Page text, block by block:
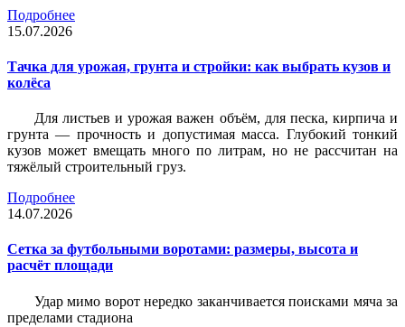
Подробнее
15.07.2026
Тачка для урожая, грунта и стройки: как выбрать кузов и
колёса
Для листьев и урожая важен объём, для песка, кирпича и
грунта — прочность и допустимая масса. Глубокий тонкий
кузов может вмещать много по литрам, но не рассчитан на
тяжёлый строительный груз.
Подробнее
14.07.2026
Сетка за футбольными воротами: размеры, высота и
расчёт площади
Удар мимо ворот нередко заканчивается поисками мяча за
пределами стадиона